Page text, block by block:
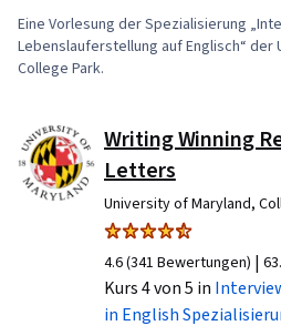
Eine Vorlesung der Spezialisierung
Lebenslauferstellung auf Englisch“ der
College Park.
Writing Winning
Letters
University of Maryland,
4.6 (341 Bewertungen) |
Kurs 4 von 5 in
in English